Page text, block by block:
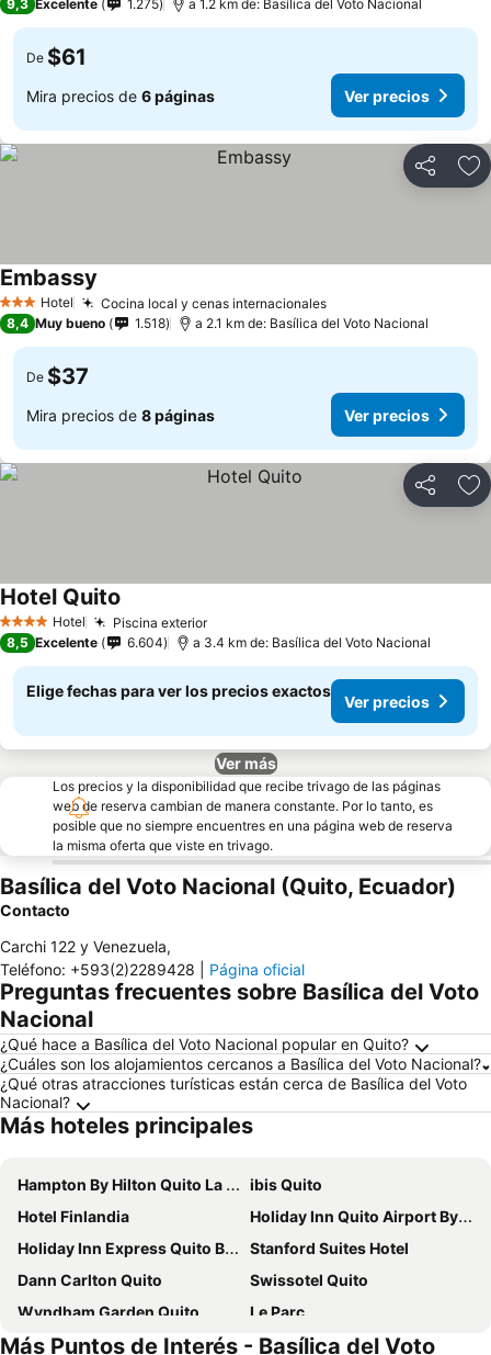
9,3 Excelente 1.275 a 1.2 km de: Basílica del Voto Nacional
De $61
Mira precios de 6 páginas Ver precios
Compartir
3 Estrellas
Hotel Cocina local y cenas internacionalesVer precios
Embassy
8,4 Muy bueno 1.518 a 2.1 km de: Basílica del Voto Nacional
De $37
Mira precios de 8 páginas Ver precios
Compartir
4 EstrellasHotel Piscina exteriorVer precios
Hotel Quito
8,5 Excelente 6.604 a 3.4 km de: Basílica del Voto Nacional
Elige fechas para ver los precios exactos
Ver precios
Ver más
Los precios y la disponibilidad que recibe trivago de las páginas
web de reserva cambian de manera constante. Por lo tanto, es
posible que no siempre encuentres en una página web de reserva
la misma oferta que viste en trivago.
Basílica del Voto Nacional (Quito, Ecuador)
Contacto
Carchi 122 y Venezuela,
Teléfono: +593(2)2289428 Página oficial
Preguntas frecuentes sobre Basílica del Voto
Nacional
¿Qué hace a Basílica del Voto Nacional popular en Quito?
¿Cuáles son los alojamientos cercanos a Basílica del Voto Nacional?
¿Qué otras atracciones turísticas están cerca de Basílica del Voto
Nacional?
Más hoteles principales
Hampton By Hilton Quito La Carolina Park
ibis Quito
Hotel Finlandia
Holiday Inn Quito Airport By Ihg
Holiday Inn Express Quito By Ihg
Stanford Suites Hotel
Dann Carlton Quito
Swissotel Quito
Wyndham Garden Quito
Le Parc
Hilton Colon Quito
La Quinta by Wyndham Quito
Más Puntos de Interés - Basílica del Voto